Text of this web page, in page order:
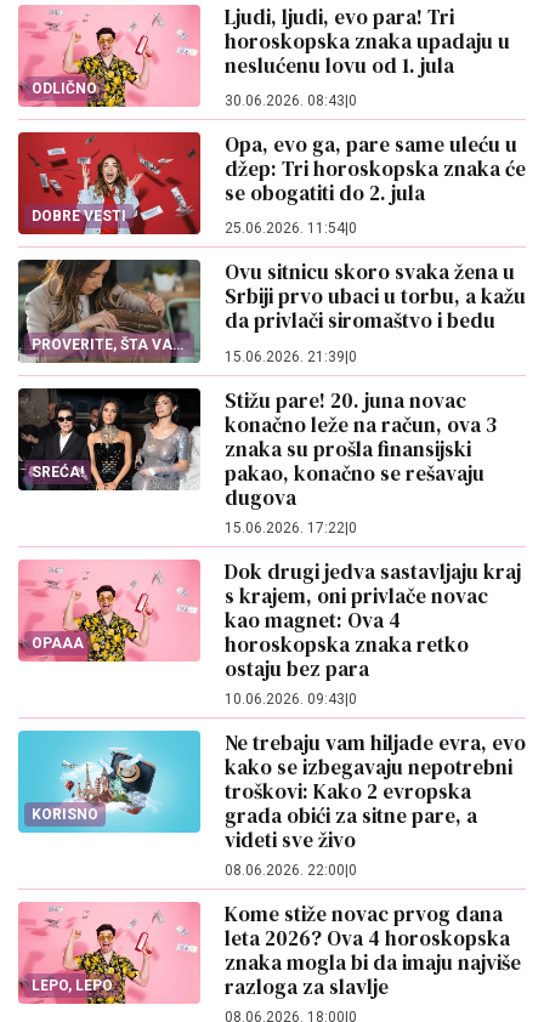
ODLIČNO
Ljudi, ljudi, evo para! Tri
horoskopska znaka upadaju u
neslućenu lovu od 1. jula
30.06.2026. 08:43 0
DOBRE VESTI
Opa, evo ga, pare same uleću u
džep: Tri horoskopska znaka će
se obogatiti do 2. jula
25.06.2026. 11:54 0
PROVERITE, ŠTA VAS
KOŠTA
Ovu sitnicu skoro svaka žena u
Srbiji prvo ubaci u torbu, a kažu
da privlači siromaštvo i bedu
15.06.2026. 21:39|0
SREĆA!
Stižu pare! 20. juna novac
konačno leže na račun, ova 3
znaka su prošla finansijski
pakao, konačno se rešavaju
dugova
15.06.2026. 17:22|0
OPAAA
Dok drugi jedva sastavljaju kraj
s krajem, oni privlače novac
kao magnet: Ova 4
horoskopska znaka retko
ostaju bez para
10.06.2026. 09:43|0
KORISNO
Ne trebaju vam hiljade evra, evo
kako se izbegavaju nepotrebni
troškovi: Kako 2 evropska
grada obići za sitne pare, a
videti sve živo
08.06.2026. 22:00|0
LEPO, LEPO
Kome stiže novac prvog dana
leta 2026? Ova 4 horoskopska
znaka mogla bi da imaju najviše
razloga za slavlje
08.06.2026. 18:00|0